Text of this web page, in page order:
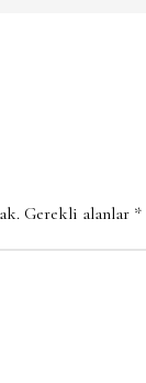
Gerekli alanlar *